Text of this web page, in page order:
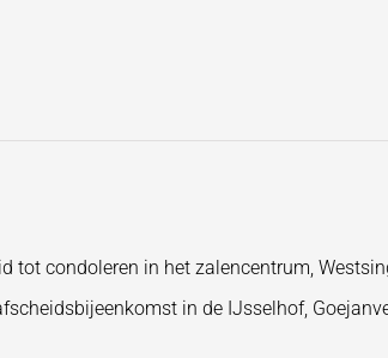
tot condoleren in het zalencentrum,
in de IJsselhof,